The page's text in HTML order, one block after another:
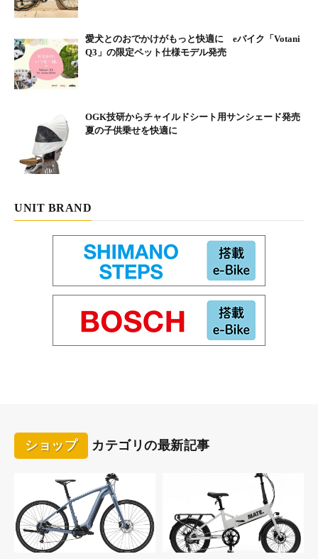
愛犬とのおでかけがもっと快適に eバイク「Votani
Q3」の限定ペット仕様モデル発売
OGK技研からチャイルドシート用サンシェード発売
夏の子供乗せを快適に
UNIT BRAND
ショップ カテゴリの最新記事